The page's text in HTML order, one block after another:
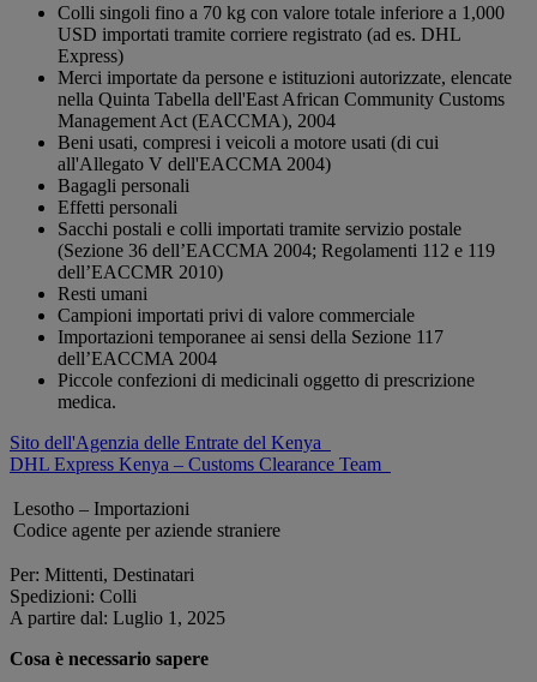
Colli singoli fino a 70 kg con valore totale inferiore a 1,000
USD importati tramite corriere registrato (ad es. DHL
Express)
Merci importate da persone e istituzioni autorizzate, elencate
nella Quinta Tabella dell'East African Community Customs
Management Act (EACCMA), 2004
Beni usati, compresi i veicoli a motore usati (di cui
all'Allegato V dell'EACCMA 2004)
Bagagli personali
Effetti personali
Sacchi postali e colli importati tramite servizio postale
(Sezione 36 dell’EACCMA 2004; Regolamenti 112 e 119
dell’EACCMR 2010)
Resti umani
Campioni importati privi di valore commerciale
Importazioni temporanee ai sensi della Sezione 117
dell’EACCMA 2004
Piccole confezioni di medicinali oggetto di prescrizione
medica.
Sito dell'Agenzia delle Entrate del Kenya
DHL Express Kenya – Customs Clearance Team
Lesotho – Importazioni
Codice agente per aziende straniere
Per: Mittenti, Destinatari
Spedizioni: Colli
A partire dal: Luglio 1, 2025
Cosa è necessario sapere